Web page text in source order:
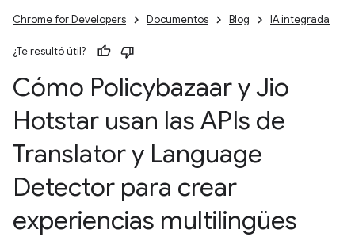
Chrome for Developers Documentos Blog IA integrada
¿Te resultó útil?
Cómo Policybazaar y Jio
Hotstar usan las APIs de
Translator y Language
Detector para crear
experiencias multilingües